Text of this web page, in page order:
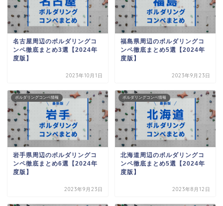
名古屋周辺のボルダリングコ
ンペ徹底まとめ3選【2024年
度版】
2023年10月1日
福島県周辺のボルダリングコ
ンペ徹底まとめ5選【2024年
度版】
2023年9月23日
ボルダリングコンペ情報
岩手県周辺のボルダリングコ
ンペ徹底まとめ6選【2024年
度版】
2023年9月23日
ボルダリングコンペ情報
北海道周辺のボルダリングコ
ンペ徹底まとめ5選【2024年
度版】
2023年8月12日